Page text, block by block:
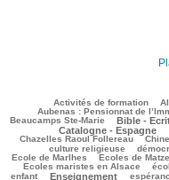
Activités de formation
Aubenas : Pensionnat de
141/3004
104/3004
Beaucamps Ste-Marie
715/3004 Bible -
88/3004
464/3004
169/3004
656/3004
Catalogne - Espagne
Chazelles Raoul Follereau
157/3004
252/3004
464/3004
39/3004
culture religieuse
Ecole de Marlhes
228/3004 Ecoles de
1020/3004
296/3004
Ecoles maristes en Alsace
636/3004
95/3004
1774/3004
209/3004
enfant
837/3004 Enseignement
287/3004
68/3004
215/3004